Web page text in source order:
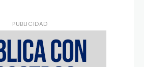
PUBLICIDAD